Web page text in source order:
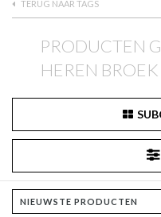
TERUG NAAR TAGS
PRODUCTEN
HEREN